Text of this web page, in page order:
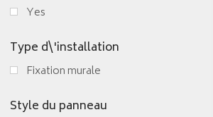
Yes
Type d\'installation
Fixation murale
Style du panneau